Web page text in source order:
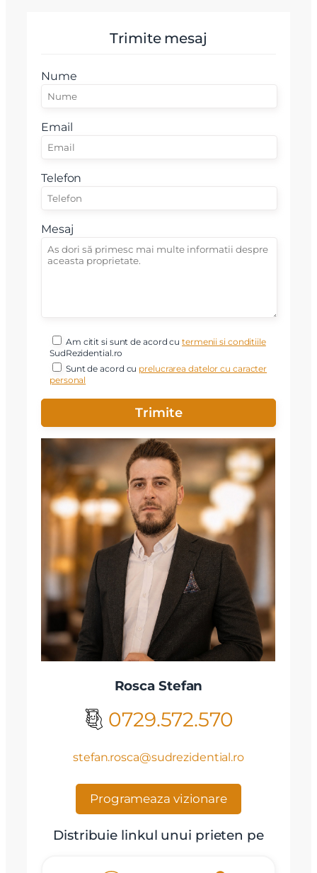
Trimite mesaj
Nume
Email
Telefon
Mesaj
Am citit si sunt de acord cutermenii si conditiile
SudRezidential.ro
Sunt de acord cu prelucrarea datelor cu caracter
personal
Rosca Stefan
0729.572.570
stefan.rosca@sudrezidential.ro
Programeaza vizionare
Distribuie linkul unui prieten pe
Am citit si sunt de acord cu
SudRezidential.ro